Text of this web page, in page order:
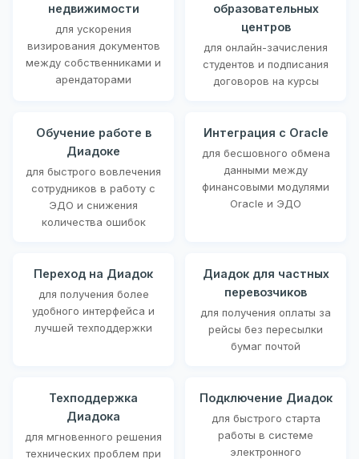
недвижимости
для ускорения
визирования документов
между собственниками и
арендаторами
образовательных
центров
для онлайн-зачисления
студентов и подписания
договоров на курсы
Обучение работе в
Диадоке
для быстрого вовлечения
сотрудников в работу с
ЭДО и снижения
количества ошибок
Интеграция с Oracle
для бесшовного обмена
данными между
финансовыми модулями
Oracle и ЭДО
Переход на Диадок
для получения более
удобного интерфейса и
лучшей техподдержки
Диадок для частных
перевозчиков
для получения оплаты за
рейсы без пересылки
бумаг почтой
Техподдержка
Диадока
для мгновенного решения
технических проблем при
Подключение Диадок
для быстрого старта
работы в системе
электронного